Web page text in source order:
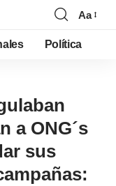
Aa
Política
a ONG´s
sus